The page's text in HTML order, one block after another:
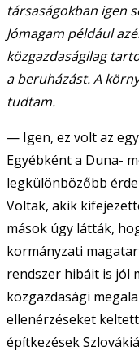
társaságokban igen
Jómagam például
közgazdaságilag
a beruházást. A
tudtam.
— Igen, ez volt az
Egyébként a Duna-
legkülönbözőbb
Voltak, akik
mások úgy látták,
kormányzati
rendszer hibáit is jól
közgazdasági
ellenérzéseket
építkezések